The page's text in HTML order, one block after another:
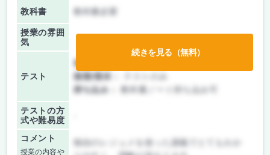
教科書 教科書必要
授業の雰囲
気
テスト
前期/中間：
後期/期末：
持ち込み：
教科書ノート持ち込み可
テストの方
式や難易度
コメント
授業の内容や
独自のレジュメを使った講義でとてもわか
続きを見る（無料）